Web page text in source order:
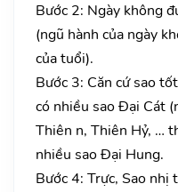
Bước 2: Ngày không
(ngũ hành của ngày
của tuổi).
Bước 3: Căn cứ sao
có nhiều sao Đại Cát
Thiên n, Thiên Hỷ, …
nhiều sao Đại Hung.
Bước 4: Trực, Sao